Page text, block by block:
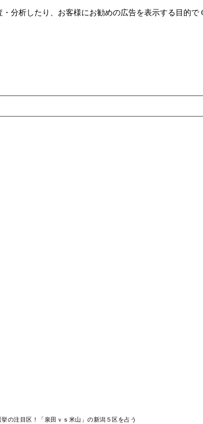
分析したり、お客様にお勧めの広告を表⽰する⽬的で
挙の注目区！「泉田ｖｓ米山」の新潟５区を占う